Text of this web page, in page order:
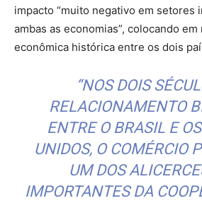
impacto “muito negativo em setores
ambas as economias”, colocando
econômica histórica entre os dois
“NOS DOIS
RELACIONAMENTO
ENTRE O BRASIL E
UNIDOS, O COMÉRCIO
UM DOS
IMPORTANTES DA